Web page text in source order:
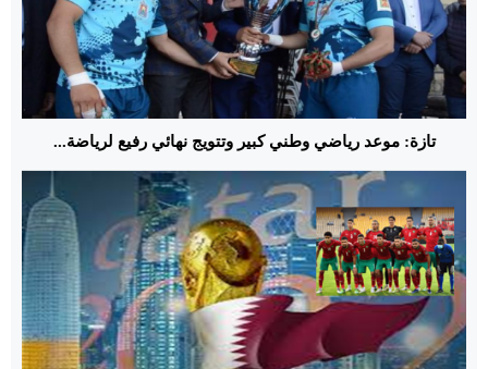
تازة: موعد رياضي وطني كبير وتتويج نهائي رفيع لرياضة...